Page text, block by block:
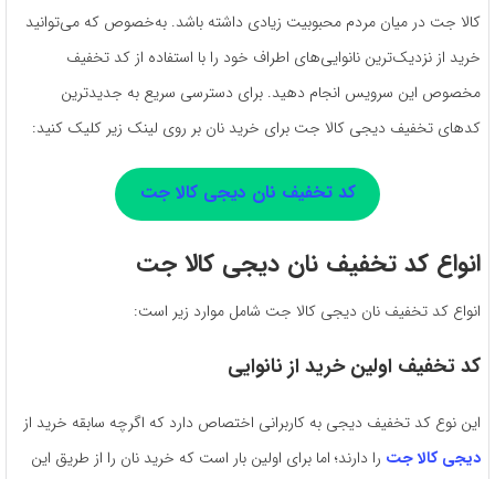
کالا جت در میان مردم محبوبیت زیادی داشته باشد. به‌خصوص که می‌توانید
خرید از نزدیک‌ترین نانوایی‌های اطراف خود را با استفاده از کد تخفیف
مخصوص این سرویس انجام دهید. برای دسترسی سریع به جدیدترین
کدهای تخفیف دیجی کالا جت برای خرید نان بر روی لینک زیر کلیک کنید:
کد تخفیف نان دیجی کالا جت
انواع کد تخفیف نان دیجی کالا جت
انواع کد تخفیف نان دیجی کالا جت شامل موارد زیر است:
کد تخفیف اولین خرید از نانوایی
این نوع کد تخفیف دیجی به کاربرانی اختصاص دارد که اگرچه سابقه خرید از
دیجی کالا جت را دارند؛ اما برای اولین ‌بار است که خرید نان را از طریق این